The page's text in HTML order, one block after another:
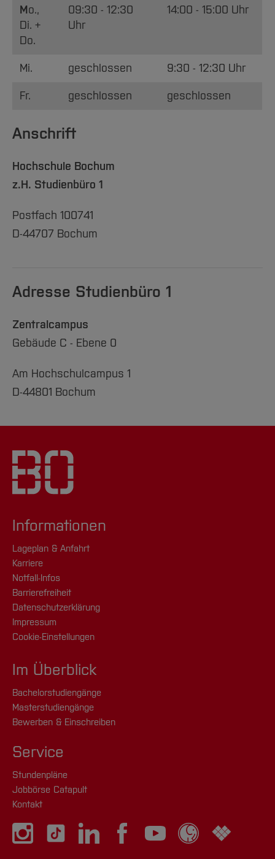
Mo.,
Di. +
Do.
09:30 - 12:30
Uhr
14:00 - 15:00 Uhr
Mi. geschlossen 9:30 - 12:30 Uhr
Fr. geschlossen geschlossen
Anschrift
Hochschule Bochum
z.H. Studienbüro 1
Postfach 100741
D-44707 Bochum
Adresse Studienbüro 1
Zentralcampus
Gebäude C - Ebene 0
Am Hochschulcampus 1
D-44801 Bochum
Informationen
Lageplan & Anfahrt
Karriere
Notfall-Infos
Barrierefreiheit
Datenschutzerklärung
Impressum
Cookie-Einstellungen
Im Überblick
Bachelorstudiengänge
Masterstudiengänge
Bewerben & Einschreiben
Service
Stundenpläne
Jobbörse Catapult
Kontakt